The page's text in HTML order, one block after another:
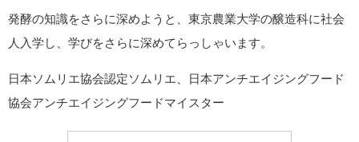
発酵の知識をさらに深めようと、東京農業大学の醸造科に社会
人入学し、学びをさらに深めてらっしゃいます。
日本ソムリエ協会認定ソムリエ、日本アンチエイジングフード
協会アンチエイジングフードマイスター